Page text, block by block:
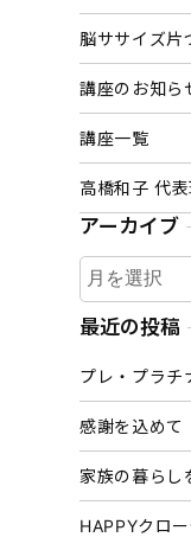
脳ササイズ片
講座のお知ら
講座一覧
高橋和子 代
アーカイブ
ア
ー
カ
ブ
最近の投稿
プレ・プラチ
感謝を込めて
家族の暮らし
HAPPYクロ